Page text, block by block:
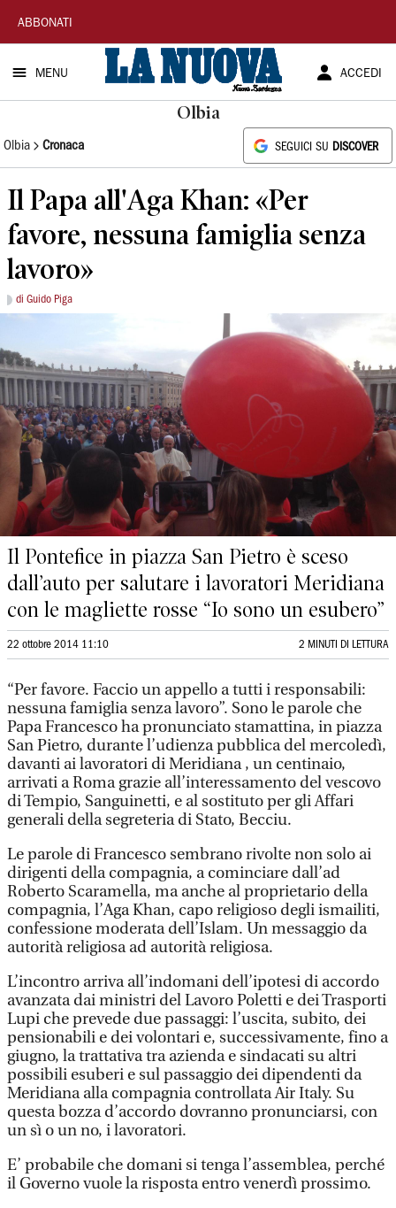
La
Nuova
Sardegna
ABBONATI
MENU ACCEDI
Olbia
Olbia Cronaca SEGUICI SU DISCOVER
Il Papa all'Aga Khan: «Per
favore, nessuna famiglia senza
lavoro»
di Guido Piga
Il Pontefice in piazza San Pietro è sceso
dall’auto per salutare i lavoratori Meridiana
con le magliette rosse “Io sono un esubero”
22 ottobre 2014 11:10 2 MINUTI DI LETTURA
“Per favore. Faccio un appello a tutti i responsabili:
nessuna famiglia senza lavoro”. Sono le parole che
Papa Francesco ha pronunciato stamattina, in piazza
San Pietro, durante l’udienza pubblica del mercoledì,
davanti ai lavoratori di Meridiana , un centinaio,
arrivati a Roma grazie all’interessamento del vescovo
di Tempio, Sanguinetti, e al sostituto per gli Affari
generali della segreteria di Stato, Becciu.
Le parole di Francesco sembrano rivolte non solo ai
dirigenti della compagnia, a cominciare dall’ad
Roberto Scaramella, ma anche al proprietario della
compagnia, l’Aga Khan, capo religioso degli ismailiti,
confessione moderata dell’Islam. Un messaggio da
autorità religiosa ad autorità religiosa.
L’incontro arriva all’indomani dell’ipotesi di accordo
avanzata dai ministri del Lavoro Poletti e dei Trasporti
Lupi che prevede due passaggi: l’uscita, subito, dei
pensionabili e dei volontari e, successivamente, fino a
giugno, la trattativa tra azienda e sindacati su altri
possibili esuberi e sul passaggio dei dipendenti da
Meridiana alla compagnia controllata Air Italy. Su
questa bozza d’accordo dovranno pronunciarsi, con
un sì o un no, i lavoratori.
E’ probabile che domani si tenga l’assemblea, perché
il Governo vuole la risposta entro venerdì prossimo.